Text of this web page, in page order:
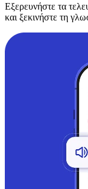
Εξερευνήστε τα
και ξεκινήστε τη